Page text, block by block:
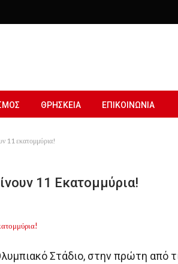
ΘΡΗΣΚΕΙΑ ΕΠΙΚΟΙΝΩΝΙΑ
11 εκατομμύρια!
11 Εκατομμύρια!
Στάδιο, στην πρώτη από